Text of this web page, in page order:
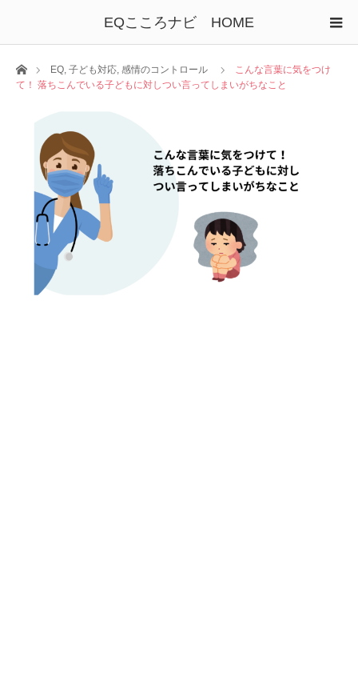
EQこころナビ HOME
ホームEQ, 子ども対応, 感情のコントロール
こんな言葉に気をつけ
て！ 落ちこんでいる子どもに対しつい言ってしまいがちなこと